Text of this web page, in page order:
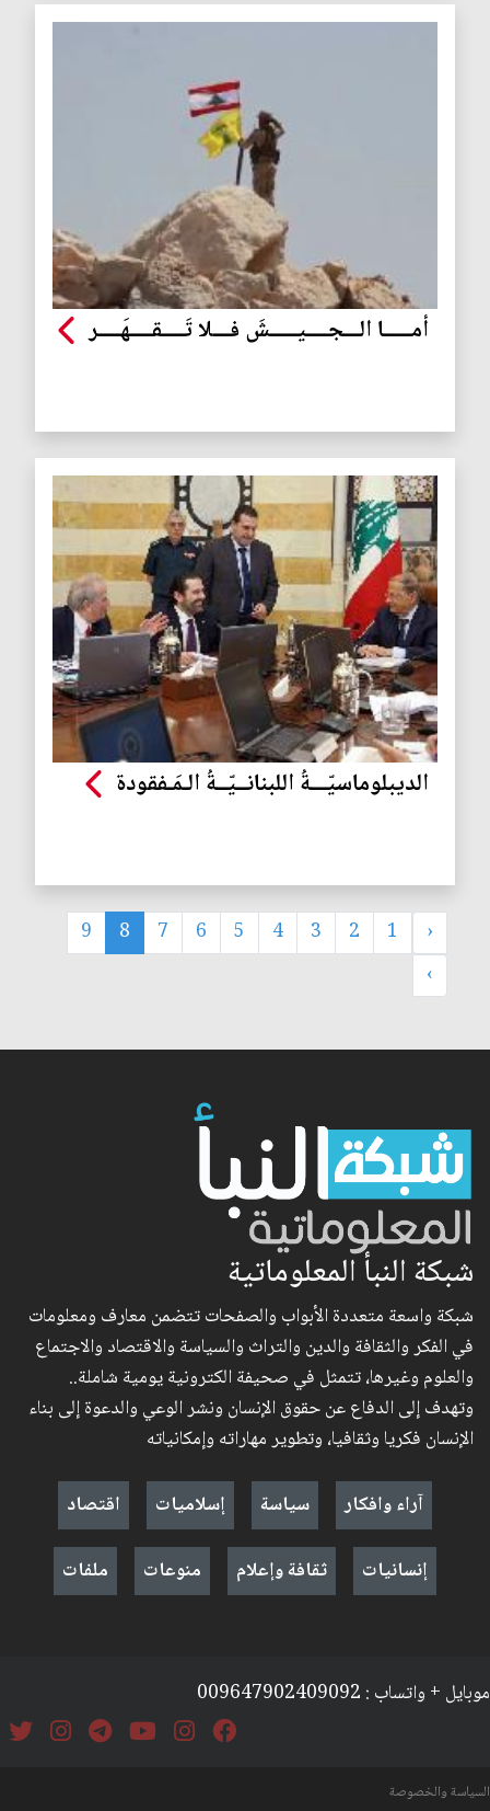
أمـــــا الـــجــــيـــــشَ فـــلا تَــــقــــهَــــر
الديبلوماسيّـــةُ اللبنانــيّــةُ الـمَـفقودة
‹
1
2
3
4
5
6
7
8
9
›
شبكة النبأ المعلوماتية
شبكة واسعة متعددة الأبواب والصفحات تتضمن معارف ومعلومات
في الفكر والثقافة والدين والتراث والسياسة والاقتصاد والاجتماع
والعلوم وغيرها، تتمثل في صحيفة الكترونية يومية شاملة..
وتهدف إلى الدفاع عن حقوق الإنسان ونشر الوعي والدعوة إلى بناء
الإنسان فكريا وثقافيا، وتطوير مهاراته وإمكانياته
آراء وافكار
سياسة إسلاميات
اقتصاد
إنسانيات
ثقافة وإعلام منوعات ملفات
موبايل + واتساب : 009647902409092
السياسة والخصوصة